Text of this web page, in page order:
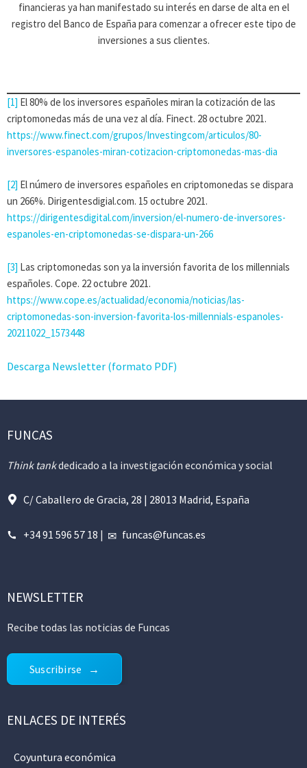
financieras ya han manifestado su interés en darse de alta en el
registro del Banco de España para comenzar a ofrecer este tipo de
inversiones a sus clientes.
[1] El 80% de los inversores españoles miran la cotización de las
criptomonedas más de una vez al día. Finect. 28 octubre 2021.
https://www.finect.com/grupos/Investingcom/articulos/80-
inversores-espanoles-miran-cotizacion-criptomonedas-mas-dia
[2] El número de inversores españoles en criptomonedas se dispara
un 266%. Dirigentesdigial.com. 15 octubre 2021.
https://dirigentesdigital.com/inversion/el-numero-de-inversores-
espanoles-en-criptomonedas-se-dispara-un-266
[3] Las criptomonedas son ya la inversión favorita de los millennials
españoles. Cope. 22 octubre 2021.
https://www.cope.es/actualidad/economia/noticias/las-
criptomonedas-son-inversion-favorita-los-millennials-espanoles-
20211022_1573448
Descarga Newsletter (formato PDF)
FUNCAS
Think tankdedicado a la investigación económica y social
C/ Caballero de Gracia, 28 | 28013 Madrid, España
+34 91 596 57 18 | funcas@funcas.es
NEWSLETTER
Recibe todas las noticias de Funcas
Suscribirse
ENLACES DE INTERÉS
Coyuntura económica